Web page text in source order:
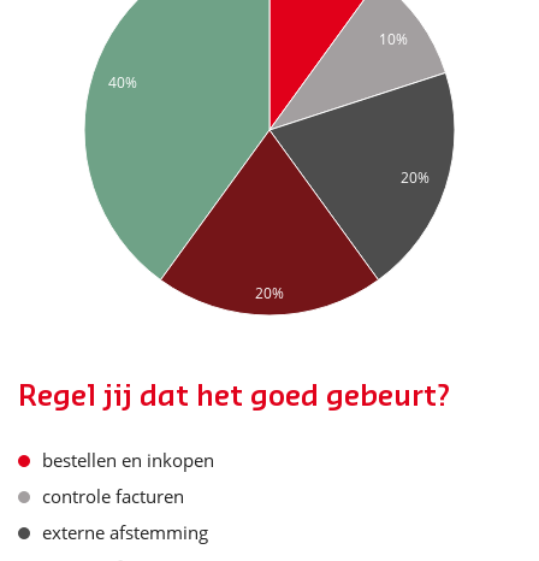
10%
20%
40%
20%
Regel jij dat het goed gebeurt?
bestellen en inkopen
controle facturen
externe afstemming